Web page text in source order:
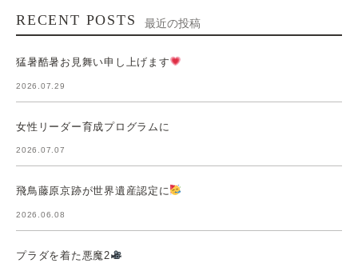
RECENT POSTS 最近の投稿
猛暑酷暑お見舞い申し上げます
2026.07.29
女性リーダー育成プログラムに
2026.07.07
飛鳥藤原京跡が世界遺産認定に
2026.06.08
プラダを着た悪魔2